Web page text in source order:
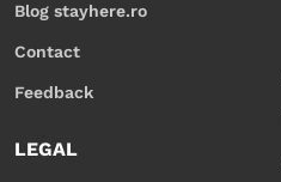
Blog stayhere.ro
Contact
Feedback
LEGAL